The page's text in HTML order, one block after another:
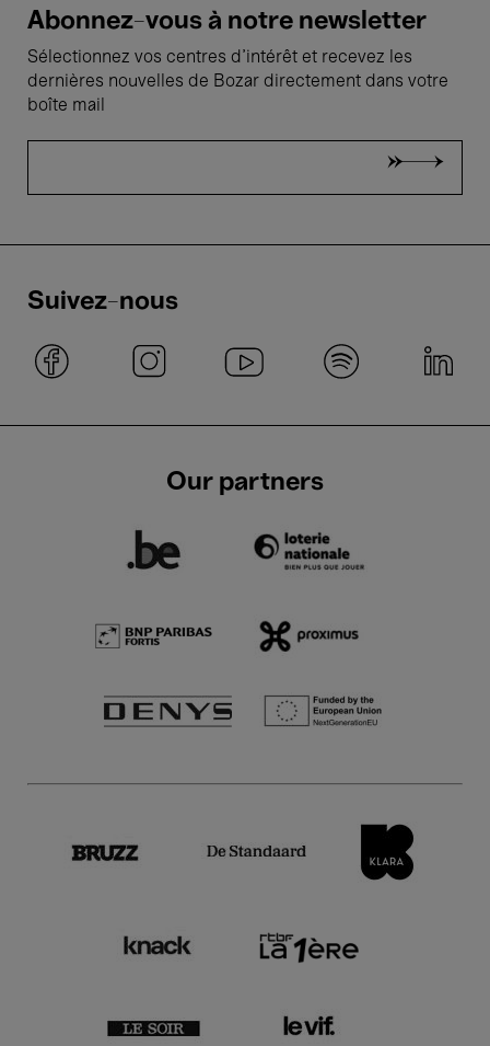
Abonnez-vous à notre newsletter
Sélectionnez vos centres d'intérêt et recevez les
dernières nouvelles de Bozar directement dans votre
boîte mail
Suivez-nous
Our partners